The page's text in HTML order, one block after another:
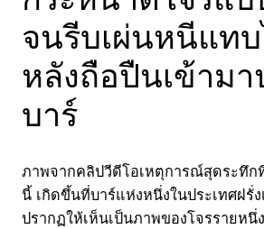
จนรีบเผ่นหนีแท
หลังถือปืนเข้าม
บาร์
ภาพจากคลิปวีดีโอเหตุการณ์สุดระทึ
นี้ เกิดขึ้นที่บาร์แห่งหนึ่งในประเทศฝรั่
ปรากฏให้เห็นเป็นภาพของโจรรายหนึ่